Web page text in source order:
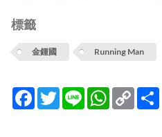
標籤
金鍾國 Running Man
Facebook
TwitterLine WhatsApp
Copy
Link